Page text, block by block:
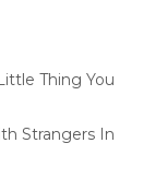
Thing You
Strangers In